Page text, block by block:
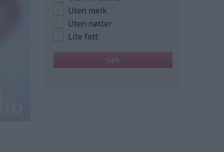
Uten melk
Uten nøtter
Lite fett